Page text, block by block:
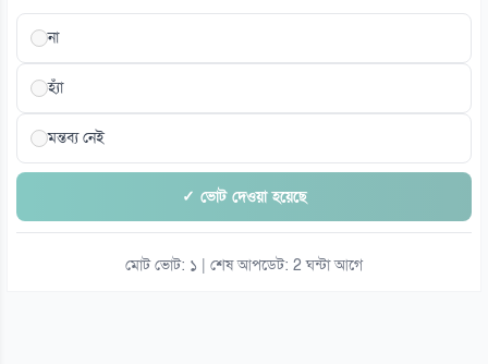
না
হ্যাঁ
মন্তব্য নেই
✓ ভোট দেওয়া হয়েছে
মোট ভোট: ১ | শেষ আপডেট: 2 ঘন্টা আগে